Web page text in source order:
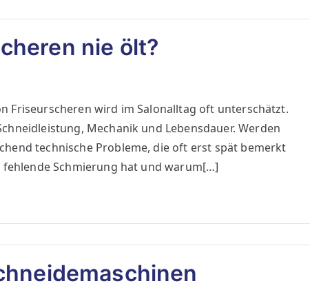
nie ölt?
Friseurscheren wird im Salonalltag oft unterschätzt.
Mechanik und Lebensdauer. Werden
technische Probleme, die oft erst spät bemerkt
Schmierung hat und warum[…]